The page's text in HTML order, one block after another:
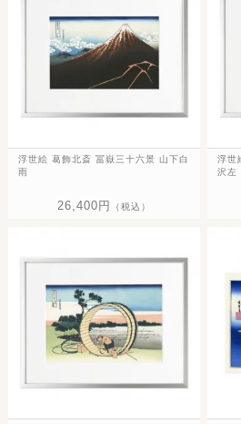
浮世絵 葛飾北斎 冨嶽三十六景 山下白
雨
26,400円 （税込）
浮世
沢左